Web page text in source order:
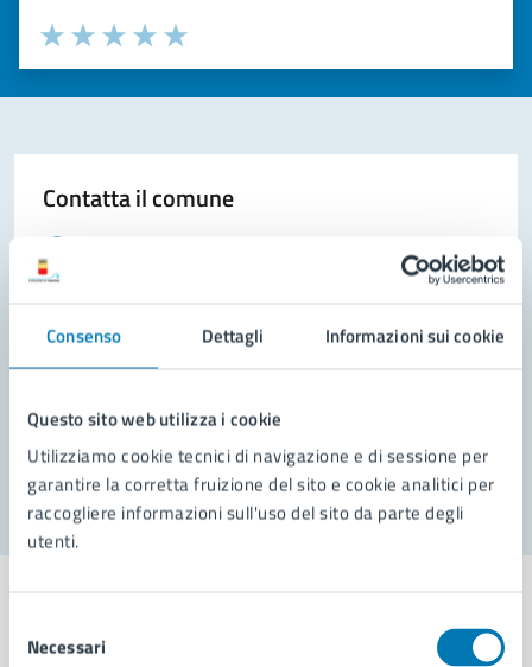
Consenso Dettagli Informazioni sui cookie
Questo sito web utilizza i cookie
Utilizziamo cookie tecnici di navigazione e di sessione per
garantire la corretta fruizione del sito e cookie analitici per
raccogliere informazioni sull'uso del sito da parte degli
utenti.
delNecessari
Valuta la chiarezza delle informazioni (da 1 a 5 stelle)
Seleziona il numero di stelle per valutare la chiarezza delle
Valuta 5 stelle su 5
Valuta 4 stelle su 5
Valuta 3 stelle su 5
Valuta 2 stelle su 5
Valuta 1 stelle su 5
Contatta il comune
Prenota appuntamento
Problemi in città
Segnala disservizio